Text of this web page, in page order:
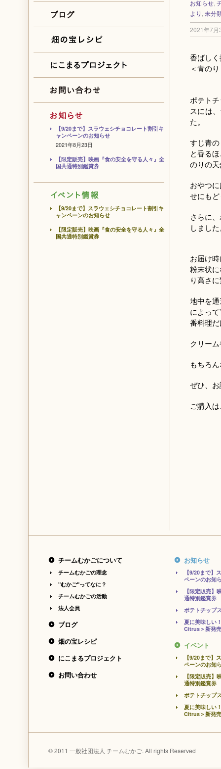
お知らせ,
より 未分
2021年7月
香ばし
＜青の
ポテト
スには
た。
すじ青
と香る
のりの
おやつ
せにも
さらに
しまし
お届け
粉末状
り高さ
地中を
によっ
番料理
クリー
もちろ
ぜひ、
ご購入
【9/20まで】スラウェシチョコレート割引キ
ャンペーンのお知らせ
2021年8月23日
【限定販売】映画『食の安全を守る人々』全
国共通特別鑑賞券
【9/20まで】スラウェシチョコレート割引キ
ャンペーンのお知らせ
【限定販売】映画『食の安全を守る人々』全
国共通特別鑑賞券
チームむかごについて
チームむかごの理念
"むかご"ってなに？
チームむかごの活動
法人会員
ブログ
畑の宝レシピ
にこまるプロジェクト
お問い合わせ
お知らせ
【9/20まで】
ペーンのお知
【限定販売】
通特別鑑賞券
ポテトチップ
夏に美味しい
Citrus＞新発
イベント
【9/20まで】
ペーンのお知
【限定販売】
通特別鑑賞券
ポテトチップ
夏に美味しい
Citrus＞新発
© 2011 一般社団法人 チームむかご. All rights Reserved